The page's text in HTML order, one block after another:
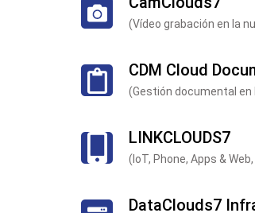
(Vídeo grabación en la
CDM Cloud
(Gestión documental en
LINKCLOUDS7
(IoT, Phone, Apps &
DataClouds7